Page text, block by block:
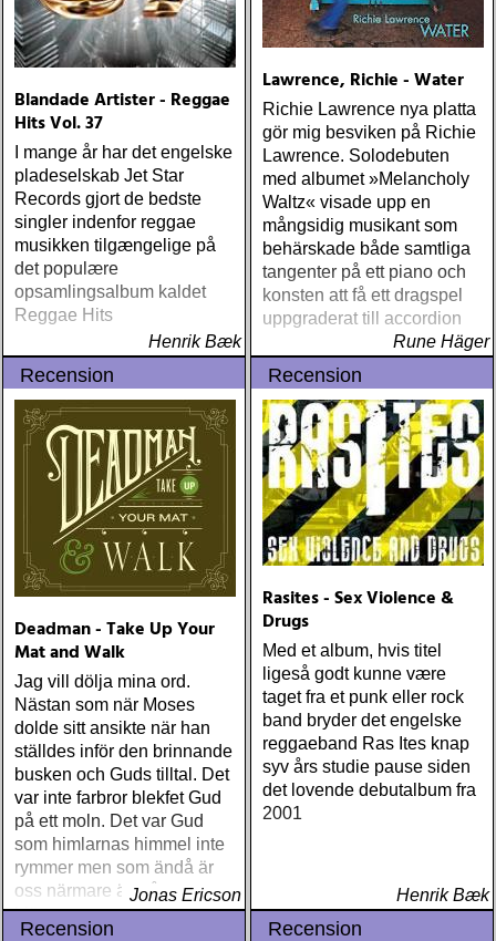
Blandade Artister - Reggae
Hits Vol. 37
I mange år har det engelske
pladeselskab Jet Star
Records gjort de bedste
singler indenfor reggae
musikken tilgængelige på
det populære
opsamlingsalbum kaldet
Reggae Hits
Henrik Bæk
Lawrence, Richie - Water
Richie Lawrence nya platta
gör mig besviken på Richie
Lawrence. Solodebuten
med albumet »Melancholy
Waltz« visade upp en
mångsidig musikant som
behärskade både samtliga
tangenter på ett piano och
konsten att få ett dragspel
uppgraderat till accordion
Rune Häger
Recension
Deadman - Take Up Your
Mat and Walk
Jag vill dölja mina ord.
Nästan som när Moses
dolde sitt ansikte när han
ställdes inför den brinnande
busken och Guds tilltal. Det
var inte farbror blekfet Gud
på ett moln. Det var Gud
som himlarnas himmel inte
rymmer men som ändå är
oss närmare än vårt eget
hjärta
Jonas Ericson
Recension
Rasites - Sex Violence &
Drugs
Med et album, hvis titel
ligeså godt kunne være
taget fra et punk eller rock
band bryder det engelske
reggaeband Ras Ites knap
syv års studie pause siden
det lovende debutalbum fra
2001
Henrik Bæk
Recension Recension